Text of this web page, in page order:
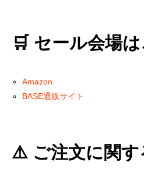
🛒 セール会場
Amazon
BASE通販サイト
⚠️ ご注文に関す